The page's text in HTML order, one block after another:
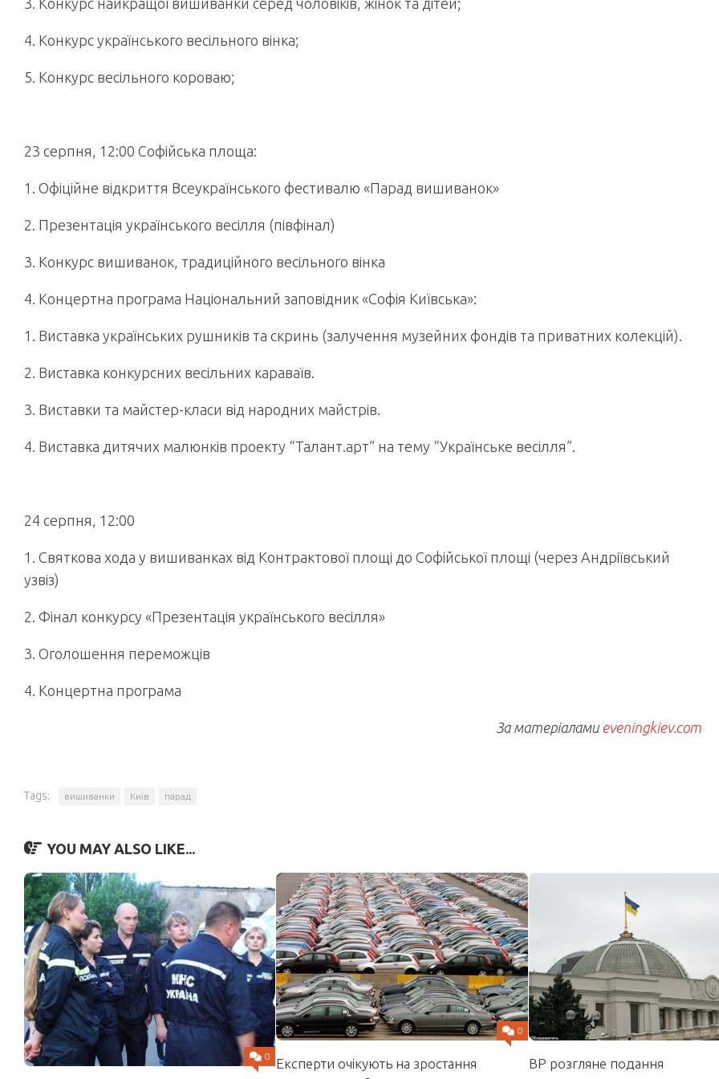
3. Конкурс найкращої вишиванки серед чоловіків, жінок та дітей;
4. Конкурс українського весільного вінка;
5. Конкурс весільного короваю;
23 серпня, 12:00 Софійська площа:
1. Офіційне відкриття Всеукраїнського фестивалю «Парад вишиванок»
2. Презентація українського весілля (півфінал)
3. Конкурс вишиванок, традиційного весільного вінка
4. Концертна програма Національний заповідник «Софія Київська»:
1. Виставка українських рушників та скринь (залучення музейних фондів та приватних колекцій).
2. Виставка конкурсних весільних караваїв.
3. Виставки та майстер-класи від народних майстрів.
4. Виставка дитячих малюнків проекту “Талант.арт” на тему “Українське весілля”.
24 серпня, 12:00
1. Святкова хода у вишиванках від Контрактової площі до Софійської площі (через Андріївський
узвіз)
2. Фінал конкурсу «Презентація українського весілля»
3. Оголошення переможців
4. Концертна програма
За матеріалами eveningkiev.com
Tags: вишиванки Київ парад
YOU MAY ALSO LIKE...
0
0
Експерти очікують на зростання
ВР розгляне подання